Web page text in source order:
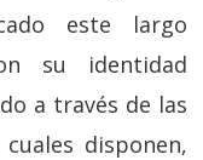
este largo
su identidad
a través de las
disponen,